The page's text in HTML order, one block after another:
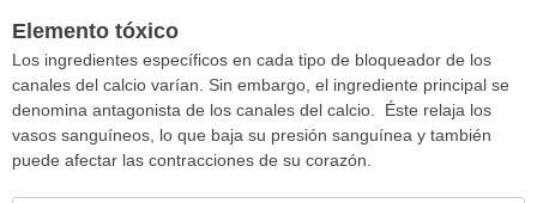
Elemento tóxico
Los ingredientes específicos en cada tipo de bloqueador de los
canales del calcio varían. Sin embargo, el ingrediente principal se
denomina antagonista de los canales del calcio. Éste relaja los
vasos sanguíneos, lo que baja su presión sanguínea y también
puede afectar las contracciones de su corazón.